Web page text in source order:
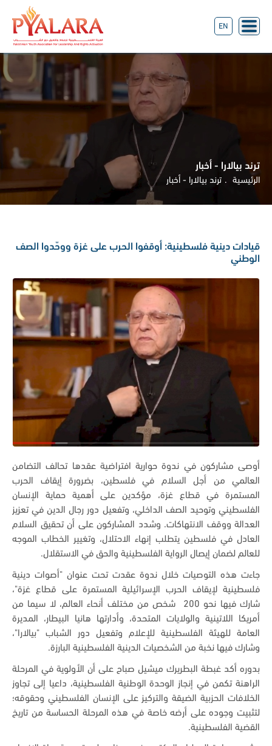
EN
ترند بيالارا - أخبار
الرئيسية ترند بيالارا - أخبار
قيادات دينية فلسطينية: أوقفوا الحرب على غزة ووحّدوا الصف
الوطني
أوصى مشاركون في ندوة حوارية افتراضية عقدها تحالف التضامن
العالمي من أجل السلام في فلسطين، بضرورة إيقاف الحرب
المستمرة في قطاع غزة، مؤكدين على أهمية حماية الإنسان
الفلسطيني وتوحيد الصف الداخلي، وتفعيل دور رجال الدين في تعزيز
العدالة ووقف الانتهاكات. وشدد المشاركون على أن تحقيق السلام
العادل في فلسطين يتطلب إنهاء الاحتلال، وتغيير الخطاب الموجه
للعالم لضمان إيصال الرواية الفلسطينية والحق في الاستقلال.
جاءت هذه التوصيات خلال ندوة عقدت تحت عنوان " أصوات دينية
فلسطينية لإيقاف الحرب الإسرائيلية المستمرة على قطاع غزة"،
شارك فيها نحو 200
شخص من مختلف أنحاء العالم، لا سيما من
أمريكا اللاتينية والولايات المتحدة، وأدارتها هانيا البيطار، المديرة
العامة للهيئة الفلسطينية للإعلام وتفعيل دور الشباب "بيالارا"،
وشارك فيها نخبة من الشخصيات الدينية الفلسطينية البارزة.
بدوره أكد غبطة البطريرك ميشيل صباح على أن الأولوية في المرحلة
الراهنة تكمن في إنجاز الوحدة الوطنية الفلسطينية، داعيا إلى تجاوز
الخلافات الحزبية الضيقة والتركيز على الإنسان الفلسطيني وحقوقه؛
لتثبيت وجوده على أرضه خاصة في هذه المرحلة الحساسة من تاريخ
القضية الفلسطينية.